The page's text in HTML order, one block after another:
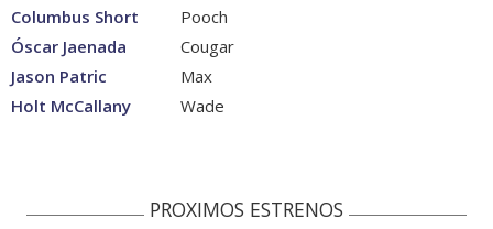
Columbus Short
Pooch
Óscar Jaenada
Cougar
Jason Patric
Max
Holt McCallany
Wade
PROXIMOS ESTRENOS